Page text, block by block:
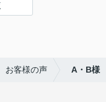
お客様の声 A・B様